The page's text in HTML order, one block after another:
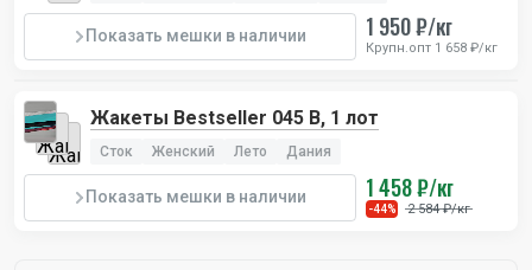
Показать мешки в наличии 1 950 ₽/кг
Крупн.опт 1 658 ₽/кг
Жакеты Bestseller 045 B, 1 лот
Сток Женский Лето Дания
Показать мешки в наличии 1 458 ₽/кг
-44% 2 584 ₽/кг